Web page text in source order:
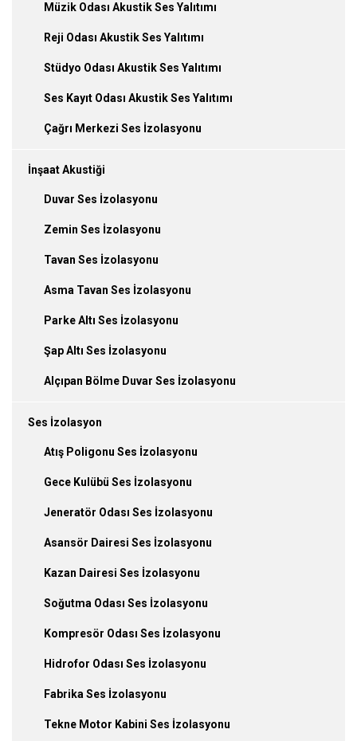
Müzik Odası Akustik Ses Yalıtımı
Reji Odası Akustik Ses Yalıtımı
Stüdyo Odası Akustik Ses Yalıtımı
Ses Kayıt Odası Akustik Ses Yalıtımı
Çağrı Merkezi Ses İzolasyonu
İnşaat Akustiği
Duvar Ses İzolasyonu
Zemin Ses İzolasyonu
Tavan Ses İzolasyonu
Asma Tavan Ses İzolasyonu
Parke Altı Ses İzolasyonu
Şap Altı Ses İzolasyonu
Alçıpan Bölme Duvar Ses İzolasyonu
Ses İzolasyon
Atış Poligonu Ses İzolasyonu
Gece Kulübü Ses İzolasyonu
Jeneratör Odası Ses İzolasyonu
Asansör Dairesi Ses İzolasyonu
Kazan Dairesi Ses İzolasyonu
Soğutma Odası Ses İzolasyonu
Kompresör Odası Ses İzolasyonu
Hidrofor Odası Ses İzolasyonu
Fabrika Ses İzolasyonu
Tekne Motor Kabini Ses İzolasyonu